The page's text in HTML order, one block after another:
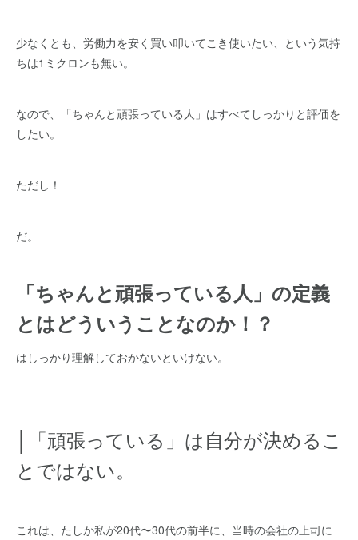
少なくとも、労働力を安く買い叩いてこき使いたい、という気持
ちは1ミクロンも無い。
なので、「ちゃんと頑張っている人」はすべてしっかりと評価を
したい。
ただし！
だ。
「ちゃんと頑張っている人」の定義
とはどういうことなのか！？
はしっかり理解しておかないといけない。
│「頑張っている」は自分が決めるこ
とではない。
これは、たしか私が20代〜30代の前半に、当時の会社の上司に